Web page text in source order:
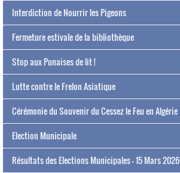
Interdiction de Nourrir les Pigeons
Fermeture estivale de la bibliothèque
Stop aux Punaises de lit !
Lutte contre le Frelon Asiatique
Cérémonie du Souvenir du Cessez le Feu en Algérie
Election Municipale
Résultats des Elections Municipales - 15 Mars 2026